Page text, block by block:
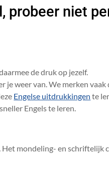
probeer niet
de druk op jezelf.
je weer van. We merken
Engelse uitdrukkingen te
Engels te leren.
mondeling- en